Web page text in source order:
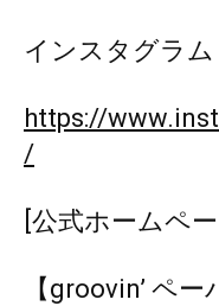
インスタグラム
https://
/
[公式ホームペ
【groovin’ ペ